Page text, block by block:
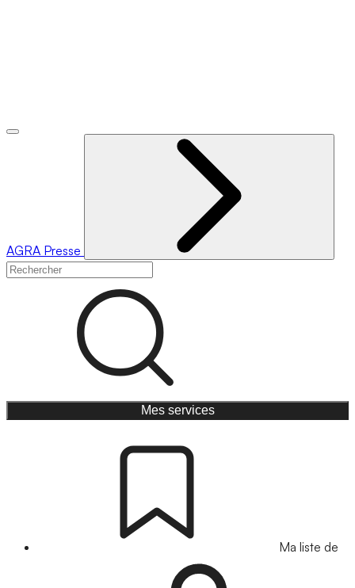
AGRA Presse
Mes services
Ma liste de